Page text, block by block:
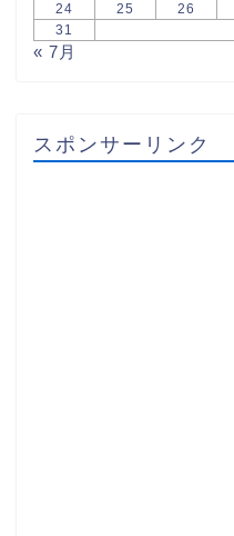
24
25 26
31
« 7月
スポンサーリンク